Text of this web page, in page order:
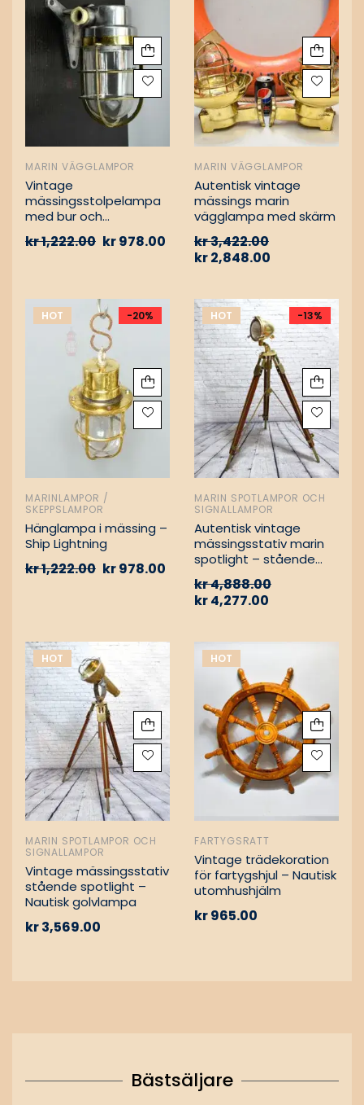
MARIN VÄGGLAMPOR
Vintage
mässingsstolpelampa
med bur och
Nautisk
kr1,222.00 kr978.00
MARIN VÄGGLAMPOR
Autentisk vintage
mässings marin
vägglampa med skärm
kr3,422.00
kr2,848.00
HOT -20%
MARINLAMPOR /
SKEPPSLAMPOR
Hänglampa i mässing –
Ship Lightning
kr1,222.00 kr978.00
HOT -13%
MARIN SPOTLAMPOR OCH
SIGNALLAMPOR
Autentisk vintage
mässingsstativ marin
spotlight – stående
kr4,888.00
kr4,277.00
HOT
MARIN SPOTLAMPOR OCH
SIGNALLAMPOR
Vintage mässingsstativ
stående spotlight –
Nautisk golvlampa
kr3,569.00
HOT
FARTYGSRATT
Vintage trädekoration
för fartygshjul – Nautisk
utomhushjälm
kr965.00
Bästsäljare